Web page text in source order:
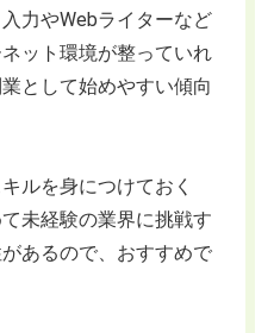
力やWebライターなど
ット環境が整っていれ
として始めやすい傾向
ルを身につけておく
未経験の業界に挑戦す
あるので、おすすめで